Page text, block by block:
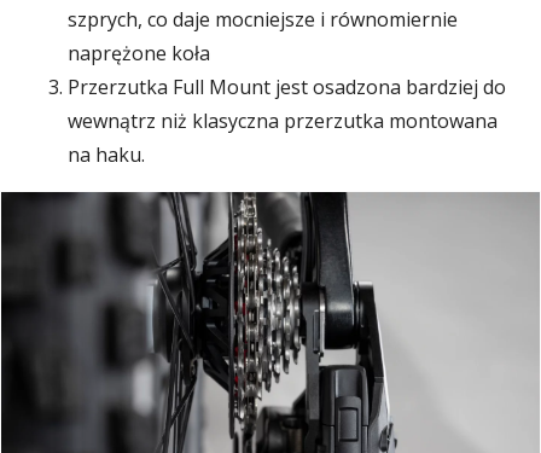
szprych, co daje mocniejsze i równomiernie
naprężone koła
Przerzutka Full Mount jest osadzona bardziej do
wewnątrz niż klasyczna przerzutka montowana
na haku.